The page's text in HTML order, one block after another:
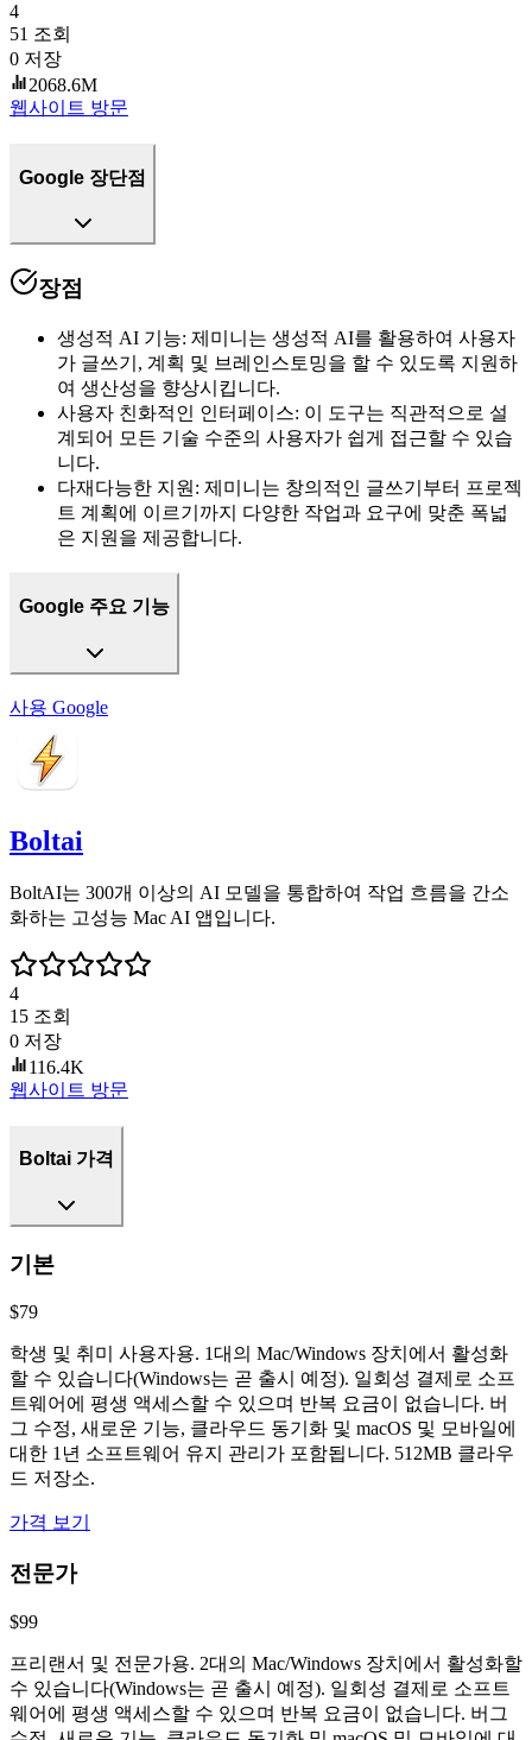
4
51 조회
0 저장
2068.6M
웹사이트 방문
Google 장단점
장점
생성적 AI 기능: 제미니는 생성적 AI를 활용하여 사용자
가 글쓰기, 계획 및 브레인스토밍을 할 수 있도록 지원하
여 생산성을 향상시킵니다.
사용자 친화적인 인터페이스: 이 도구는 직관적으로 설
계되어 모든 기술 수준의 사용자가 쉽게 접근할 수 있습
니다.
다재다능한 지원 : 제미니는 창의적인 글쓰기부터 프로젝
트 계획에 이르기까지 다양한 작업과 요구에 맞춘 폭넓
은 지원을 제공합니다.
Google 주요 기능
사용 Google
Boltai
BoltAI는 300개 이상의 AI 모델을 통합하여 작업 흐름을 간소
화하는 고성능 Mac AI 앱입니다.
4
15 조회
0 저장
116.4K
웹사이트 방문
Boltai 가격
기본
$79
학생 및 취미 사용자용. 1대의 Mac/Windows 장치에서 활성화
할 수 있습니다(Windows는 곧 출시 예정). 일회성 결제로 소프
트웨어에 평생 액세스할 수 있으며 반복 요금이 없습니다. 버
그 수정, 새로운 기능, 클라우드 동기화 및 macOS 및 모바일에
대한 1년 소프트웨어 유지 관리가 포함됩니다. 512MB 클라우
드 저장소.
가격 보기
전문가
$99
프리랜서 및 전문가용. 2대의 Mac/Windows 장치에서 활성화할
수 있습니다(Windows는 곧 출시 예정). 일회성 결제로 소프트
웨어에 평생 액세스할 수 있으며 반복 요금이 없습니다. 버그